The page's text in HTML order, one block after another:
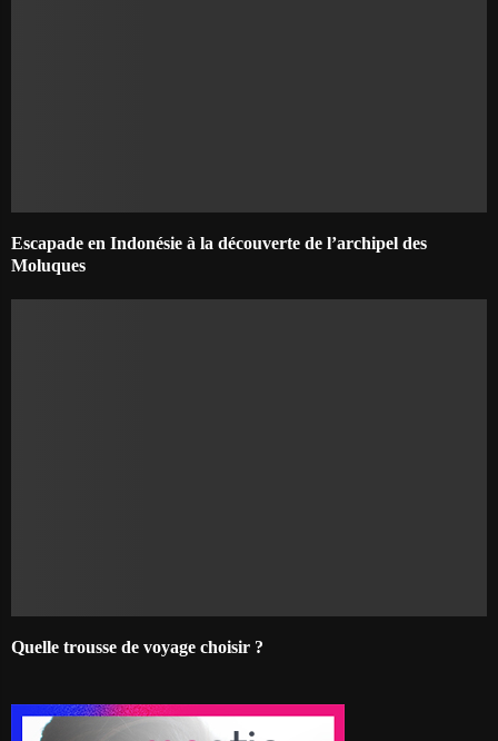
Escapade en Indonésie à la découverte de l’archipel des
Moluques
Quelle trousse de voyage choisir ?